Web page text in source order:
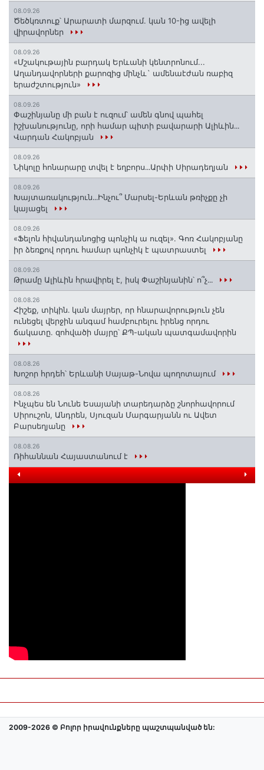
08.09.26
Ծեծկռտուք՝ Արարատի մարզում. կան 10-ից ավելի
վիրավորներ
08.09.26
«Մշակութային բարդակ Երևանի կենտրոնում...
Աղանդավորների քարոզից մինչև` ամենաէժան ռաբիզ
երաժշտություն»
08.09.26
Փաշինյանը մի բան է ուզում՝ ամեն գնով պահել
իշխանությունը, որի համար պիտի բավարարի Ալիևին․․․
Վարդան Հակոբյան
08.09.26
Նիկոլը հոնարարը տվել է եղբորս․․․Արփի Սիրադեղյան
08.09.26
Խայտառակություն․․․Ինչու՞ Մարսել-Երևան թռիչքը չի
կայացել
08.09.26
«Ֆելոն հիվանդանոցից պոնչիկ ա ուզել». Գոռ Հակոբյանը
իր ձեռքով որդու համար պոնչիկ է պատրաստել
08.09.26
Թրամը Ալիևին հրավիրել է, իսկ Փաշինյանին՝ ո՞չ․․․
08.08.26
Հիշեք, տիկին․ կան մայրեր, որ հնարավորություն չեն
ունեցել վերջին անգամ համբուրելու իրենց որդու
ճակատը. զոհվածի մայրը՝ ՔՊ-ական պատգամավորին
08.08.26
Խոշոր հրդեհ՝ Երևանի Սայաթ-Նովա պողոտայում
08.08.26
Ինչպես են Նունե Եսայանի տարեդարձը շնորհավորում
Սիրուշոն, Անդրեն, Սյուզան Մարգարյանն ու Ավետ
Բարսեղյանը
08.08.26
Ռիհաննան Հայաստանում է
2009-2026 © Բոլոր իրավունքները պաշտպանված են: